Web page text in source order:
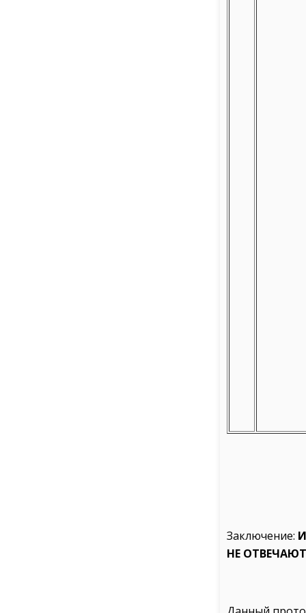
Заключение:
НЕ ОТВЕЧАЮТ